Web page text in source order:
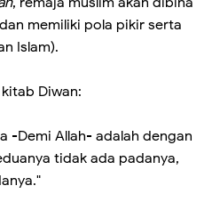
memiliki pola pikir serta
Islam).
Diwan:
-Demi Allah- adalah dengan
tidak ada padanya,